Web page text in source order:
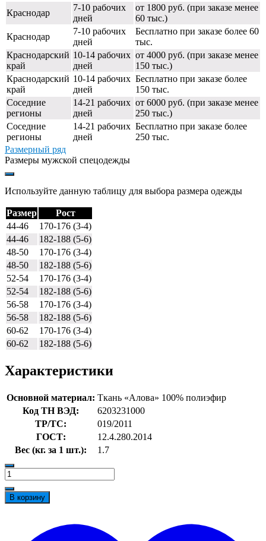
Краснодар
7-10 рабочих
дней
от 1800 руб. (при заказе менее
60 тыс.)
Краснодар
7-10 рабочих
дней
Бесплатно при заказе более 60
тыс.
Краснодарский
край
10-14 рабочих
дней
от 4000 руб. (при заказе менее
150 тыс.)
Краснодарский
край
10-14 рабочих
дней
Бесплатно при заказе более
150 тыс.
Соседние
регионы
14-21 рабочих
дней
от 6000 руб. (при заказе менее
250 тыс.)
Соседние
регионы
14-21 рабочих
дней
Бесплатно при заказе более
250 тыс.
Размерный ряд
Размеры мужской спецодежды
Используйте данную таблицу для выбора размера одежды
Размер
Рост
44-46
170-176 (3-4)
44-46
182-188 (5-6)
48-50
170-176 (3-4)
48-50
182-188 (5-6)
52-54
170-176 (3-4)
52-54
182-188 (5-6)
56-58
170-176 (3-4)
56-58
182-188 (5-6)
60-62
170-176 (3-4)
60-62
182-188 (5-6)
Характеристики
Основной материал: Ткань «Алова» 100% полиэфир
Код ТН ВЭД:
6203231000
ТР/ТС:
019/2011
ГОСТ:
12.4.280.2014
Вес (кг. за 1 шт.):
1.7
Количество
товара
Костюм
д/
В корзину